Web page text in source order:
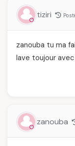
tiziri
zanouba tu ma
lave toujour
zanouba